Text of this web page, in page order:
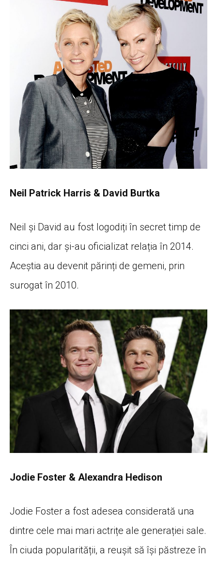
Neil Patrick Harris & David Burtka
Neil și David au fost logodiți în secret timp de
cinci ani, dar și-au oficializat relația în 2014.
Aceștia au devenit părinți de gemeni, prin
surogat în 2010.
Jodie Foster & Alexandra Hedison
Jodie Foster a fost adesea considerată una
dintre cele mai mari actrițe ale generației sale.
În ciuda popularității, a reușit să își păstreze în